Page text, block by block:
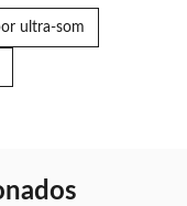
ultra-som